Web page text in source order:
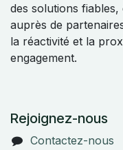
des solutions
auprès de
la réactivité et la
engagement.
Rejoignez-nous
Contactez-nous